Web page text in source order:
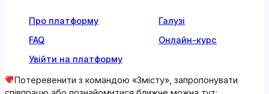
Про платформу
Галузі
FAQ
Онлайн-курс
Увійти на платформу
Потеревенити з командою «Змісту», запропонувати